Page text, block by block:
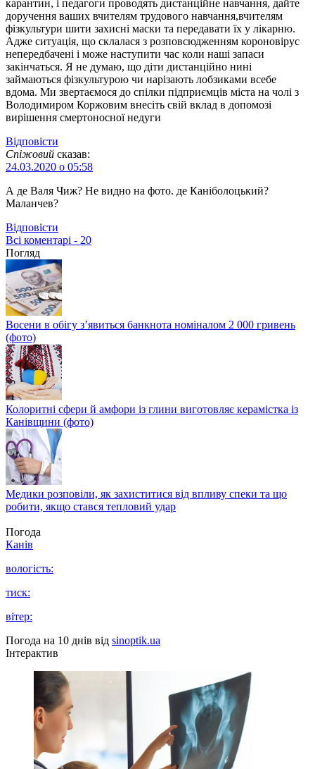
карантин, і педагоги проводять дистанційне навчання, дайте
доручення ваших вчителям трудового навчання,вчителям
фізкультури шити захисні маски та передавати їх у лікарню.
Адже ситуація, що склалася з розповсюдженням короновірус
непередбачені і може наступити час коли наші запаси
закінчаться. Я не думаю, що діти дистанційно нині
займаються фізкультурою чи нарізають лобзиками всебе
вдома. Ми звертаємося до спілки підприємців міста на чолі з
Володимиром Коржовим внесіть свій вклад в допомозі
вирішення смертоносної недуги
Відповіcти
Спіжовий сказав:
24.03.2020 о 05:58
А де Валя Чиж? Не видно на фото. де Каніболоцький?
Маланчев?
Відповіcти
Всі коментарі - 20
Погляд
Восени в обігу з’явиться банкнота номіналом 2 000 гривень
(фото)
Колоритні сфери й амфори із глини виготовляє керамістка із
Канівщини (фото)
Медики розповіли, як захиститися від впливу спеки та що
робити, якщо стався тепловий удар
Погода
Канів
вологість:
тиск:
вітер:
Погода на 10 днів від sinoptik.ua
Інтерактив